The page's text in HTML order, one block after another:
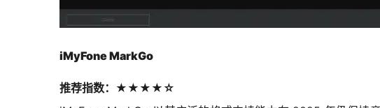
iMyFone MarkGo
推荐指数：★★★★☆